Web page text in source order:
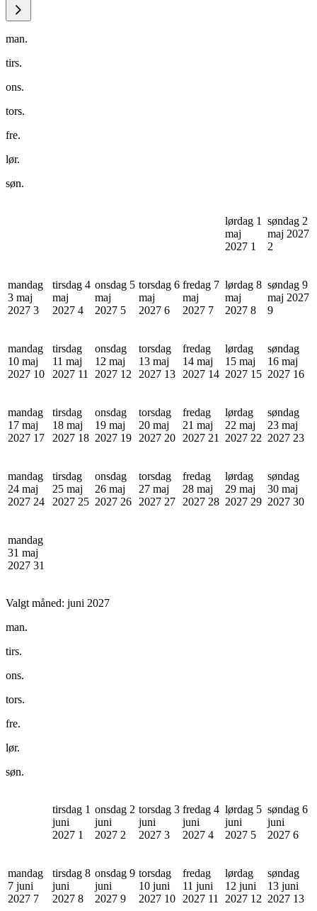
man.
tirs.
ons.
tors.
fre.
lør.
søn.
lørdag 1
maj
2027 1
søndag 2
maj 2027
2
mandag
3 maj
2027 3
tirsdag 4
maj
2027 4
onsdag 5
maj
2027 5
torsdag 6
maj
2027 6
fredag 7
maj
2027 7
lørdag 8
maj
2027 8
søndag 9
maj 2027
9
mandag
10 maj
2027 10
tirsdag
11 maj
2027 11
onsdag
12 maj
2027 12
torsdag
13 maj
2027 13
fredag
14 maj
2027 14
lørdag
15 maj
2027 15
søndag
16 maj
2027 16
mandag
17 maj
2027 17
tirsdag
18 maj
2027 18
onsdag
19 maj
2027 19
torsdag
20 maj
2027 20
fredag
21 maj
2027 21
lørdag
22 maj
2027 22
søndag
23 maj
2027 23
mandag
24 maj
2027 24
tirsdag
25 maj
2027 25
onsdag
26 maj
2027 26
torsdag
27 maj
2027 27
fredag
28 maj
2027 28
lørdag
29 maj
2027 29
søndag
30 maj
2027 30
mandag
31 maj
2027 31
Valgt måned: juni 2027
man.
tirs.
ons.
tors.
fre.
lør.
søn.
tirsdag 1
juni
2027 1
onsdag 2
juni
2027 2
torsdag 3
juni
2027 3
fredag 4
juni
2027 4
lørdag 5
juni
2027 5
søndag 6
juni
2027 6
mandag
7 juni
2027 7
tirsdag 8
juni
2027 8
onsdag 9
juni
2027 9
torsdag
10 juni
2027 10
fredag
11 juni
2027 11
lørdag
12 juni
2027 12
søndag
13 juni
2027 13